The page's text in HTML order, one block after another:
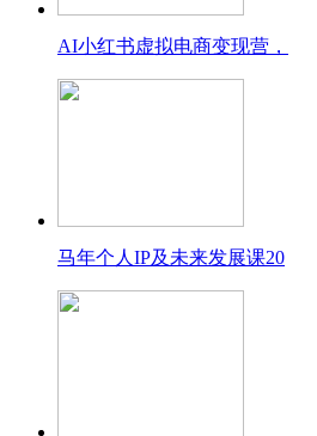
AI小红书虚拟电商变现营，
马年个人IP及未来发展课20